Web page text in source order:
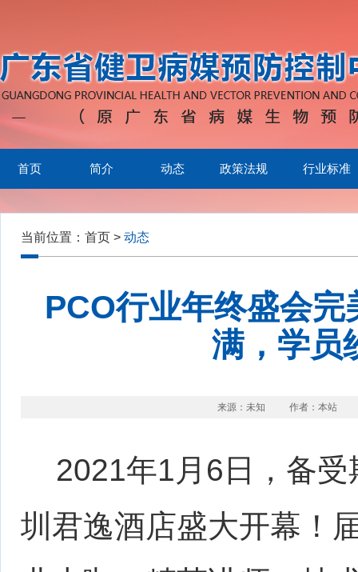
首页 简介 动态 政策法规 行业标准
当前位置： 首页 > 动态
PCO行业年终盛会
满，学员
来源：未知 作者：本站
2021年1月6日，备受
圳君逸酒店盛大开幕！